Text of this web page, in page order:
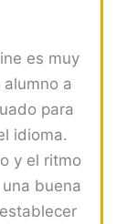
es muy
a
para
idioma.
y el ritmo
buena